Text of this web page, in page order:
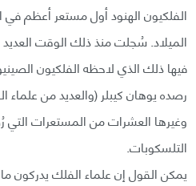
الميلاد. سُجلت منذ ذلك الوقت
وغيرها العشرات من المستعرات
التلسكوبات.
يمكن القول إن علماء الفلك يدركون